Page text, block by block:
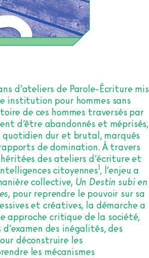
d’ateliers de Parole-Écriture mis
institution pour hommes sans
de ces hommes traversés par
d’être abandonnés et méprisés,
quotidien dur et brutal, marqués
de domination. À travers
des ateliers d’écriture et
citoyennes1, l’enjeu a
collective, Un Destin subi en
, pour reprendre le pouvoir sur sa
et créatives, la démarche a
approche critique de la société,
des inégalités, des
déconstruire les
les mécanismes